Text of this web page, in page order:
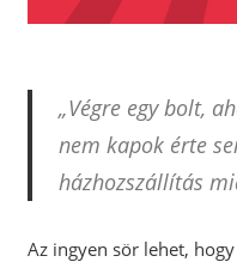
„Végre egy bolt,
nem kapok érte
házhozszállítás
Az ingyen sör lehet,